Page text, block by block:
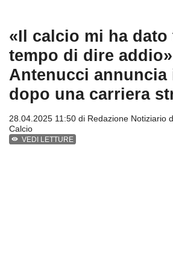
«Il calcio mi ha dato
tempo di dire
Antenucci
dopo una carriera
28.04.2025 11:50 di Redazione Notiziario
Calcio
VEDI LETTURE